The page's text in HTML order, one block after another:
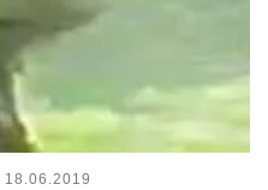
18.06.2019